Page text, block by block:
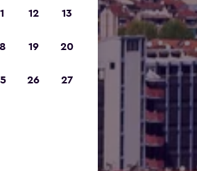
12 13
19 20
26 27